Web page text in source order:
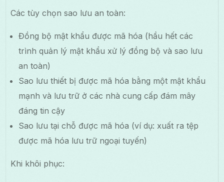
Các tùy chọn sao lưu an toàn:
Đồng bộ mật khẩu được mã hóa (hầu hết các
trình quản lý mật khẩu xử lý đồng bộ và sao lưu
an toàn)
Sao lưu thiết bị được mã hóa bằng một mật khẩu
mạnh và lưu trữ ở các nhà cung cấp đám mây
đáng tin cậy
Sao lưu tại chỗ được mã hóa (ví dụ: xuất ra tệp
được mã hóa lưu trữ ngoại tuyến)
Khi khôi phục: